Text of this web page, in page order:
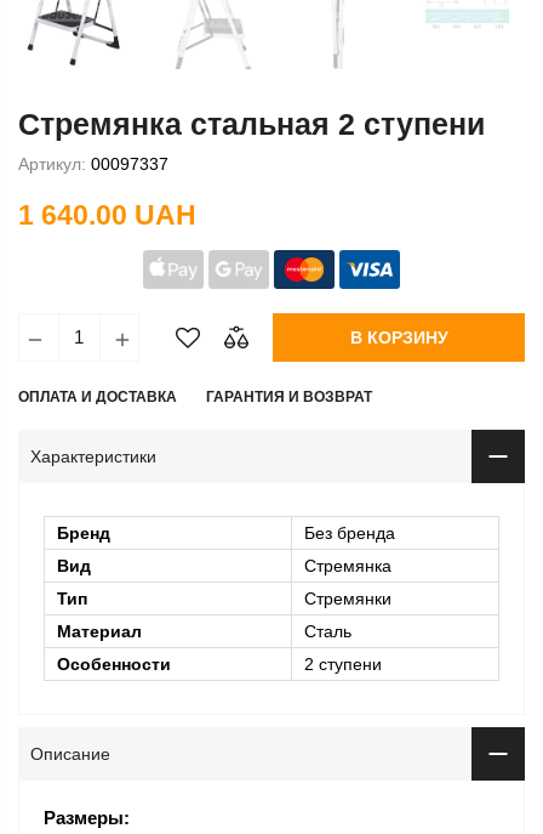
Стремянка стальная 2 ступени
Артикул: 00097337
1 640.00 UAH
В КОРЗИНУ
ОПЛАТА И ДОСТАВКА ГАРАНТИЯ И ВОЗВРАТ
Характеристики
Бренд
Без бренда
Вид
Стремянка
Тип
Стремянки
Материал
Сталь
Особенности
2 ступени
Описание
Размеры: